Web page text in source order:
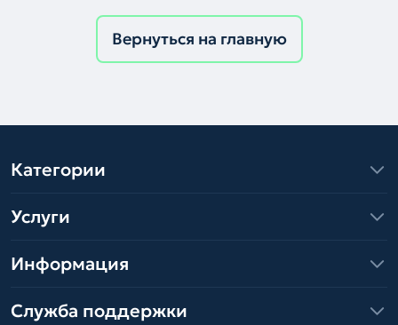
Вернуться на главную
Категории
Услуги
Информация
Служба поддержки